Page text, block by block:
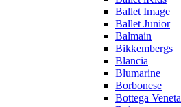
Ballet Image
Ballet Junior
Balmain
Bikkembergs
Blancia
Blumarine
Borbonese
Bottega Veneta